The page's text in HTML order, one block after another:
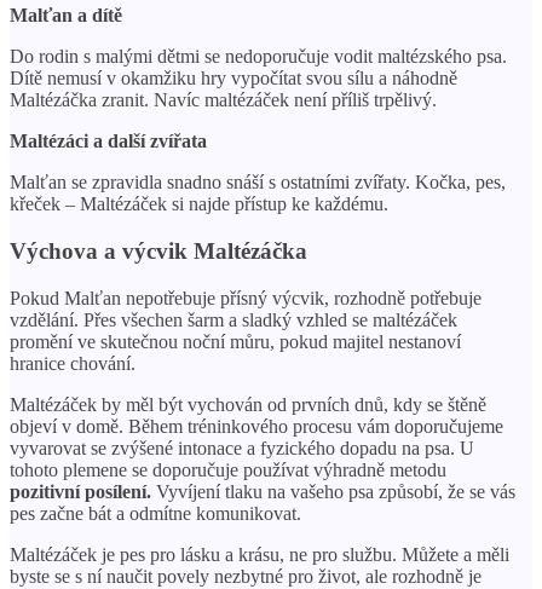
Malťan a dítě
Do rodin s malými dětmi se nedoporučuje vodit maltézského psa.
Dítě nemusí v okamžiku hry vypočítat svou sílu a náhodně
Maltézáčka zranit. Navíc maltézáček není příliš trpělivý.
Maltézáci a další zvířata
Malťan se zpravidla snadno snáší s ostatními zvířaty. Kočka, pes,
křeček – Maltézáček si najde přístup ke každému.
Výchova a výcvik Maltézáčka
Pokud Malťan nepotřebuje přísný výcvik, rozhodně potřebuje
vzdělání. Přes všechen šarm a sladký vzhled se maltézáček
promění ve skutečnou noční můru, pokud majitel nestanoví
hranice chování.
Maltézáček by měl být vychován od prvních dnů, kdy se štěně
objeví v domě. Během tréninkového procesu vám doporučujeme
vyvarovat se zvýšené intonace a fyzického dopadu na psa. U
tohoto plemene se doporučuje používat výhradně metodu
pozitivní posílení. Vyvíjení tlaku na vašeho psa způsobí, že se vás
pes začne bát a odmítne komunikovat.
Maltézáček je pes pro lásku a krásu, ne pro službu. Můžete a měli
byste se s ní naučit povely nezbytné pro život, ale rozhodně je